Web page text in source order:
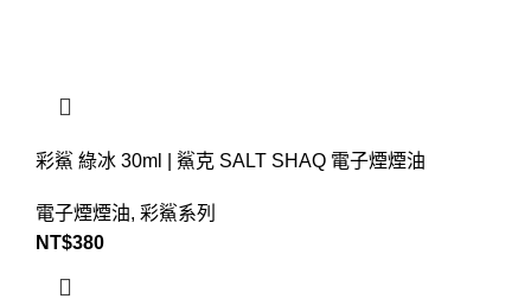
彩鯊 綠冰 30ml | 鯊克 SALT SHAQ 電子煙煙油
電子煙煙油, 彩鯊系列
NT$380